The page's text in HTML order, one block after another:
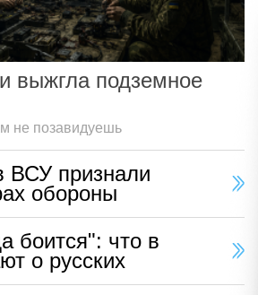
выжгла подземное
не позавидуешь
ВСУ признали
обороны
боится": что в
о русских